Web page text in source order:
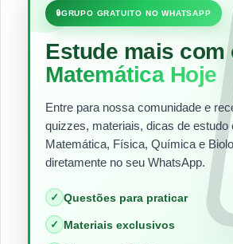
🔒GRUPO GRATUITO NO WHATSAPP
Estude mais com
Matemática Hoje
Entre para nossa comunidade e
quizzes, materiais, dicas de estudo
Matemática, Física, Química e
diretamente no seu WhatsApp.
✓ Questões para praticar
✓ Materiais exclusivos